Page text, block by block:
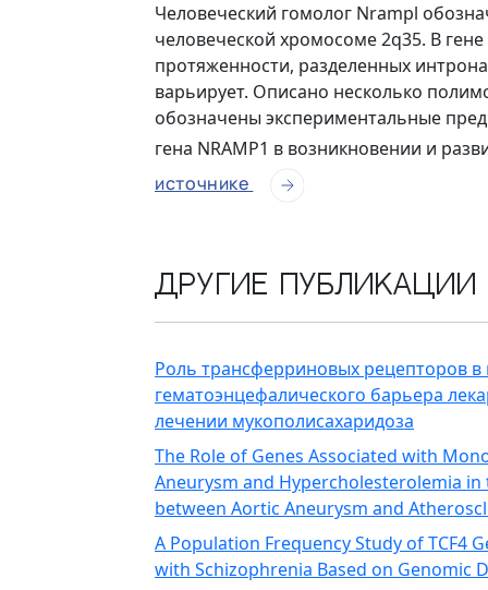
Человеческий гомолог Nrampl
человеческой хромосоме 2q35. В
протяженности, разделенных
варьирует. Описано несколько
обозначены экспериментальные
гена NRAMP1 в возникновении и
источнике
Другие публикации
Роль трансферриновых рецепторов
гематоэнцефалического барьера
лечении мукополисахаридоза
The Role of Genes Associated with
Aneurysm and Hypercholesterolemia
between Aortic Aneurysm and
A Population Frequency Study of TCF4
with Schizophrenia Based on Genomic